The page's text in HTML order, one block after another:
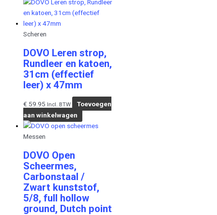
Scheren
DOVO Leren strop,
Rundleer en katoen,
31cm (effectief
leer) x 47mm
€ 59.95 Incl. BTW
Toevoegen
aan winkelwagen
Messen
DOVO Open
Scheermes,
Carbonstaal /
Zwart kunststof,
5/8, full hollow
ground, Dutch point